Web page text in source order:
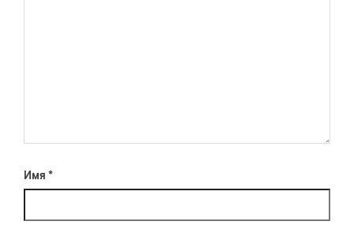
Имя *